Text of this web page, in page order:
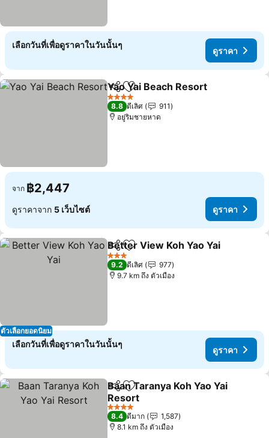
เลือกวันที่เพื่อดูราคาในวันนั้นๆ
ดูราคา
แชร์ เพิ่มในรายการโปรด
Yao Yai Beach Resort
4 ดาว
8.8 ดีเลิศ
911
อยู่ริมชายหาด
จาก ฿2,447
ดูราคาจาก 5 เว็บไซต์ ดูราคา
ตัวเลือกยอดนิยม
แชร์ เพิ่มในรายการโปรด
Better View Koh Yao Yai
3 ดาว
9.2 ดีเลิศ
977
9.7 km ถึง ตัวเมือง
เลือกวันที่เพื่อดูราคาในวันนั้นๆ
ดูราคา
แชร์ เพิ่มในรายการโปรด
Baan Taranya Koh Yao Yai
Resort
ดูราคา
4 ดาว
8.4 ดีมาก
1,587
8.1 km ถึง ตัวเมือง